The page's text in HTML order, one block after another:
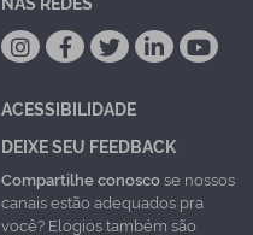
ACESSIBILIDADE
DEIXE SEU FEEDBACK
Compartilhe conoscose nossos
canais estão adequados pra
você? Elogios também são